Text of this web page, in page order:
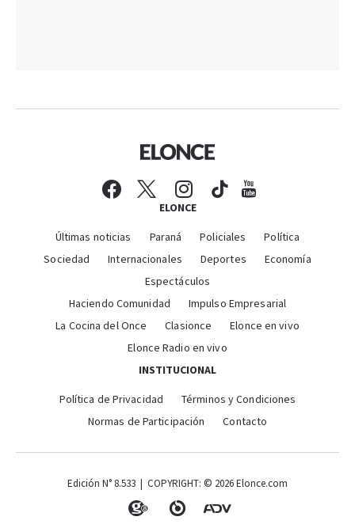
ELONCE
Últimas noticias Paraná Policiales
Política
Sociedad
Internacionales Deportes
Economía
Espectáculos
Haciendo Comunidad
Impulso Empresarial
La Cocina del Once
Clasionce
Elonce en vivo
Elonce Radio en vivo
INSTITUCIONAL
Política de Privacidad
Términos y Condiciones
Normas de Participación
Contacto
Edición N° 8.533 | COPYRIGHT: © 2026 Elonce.com